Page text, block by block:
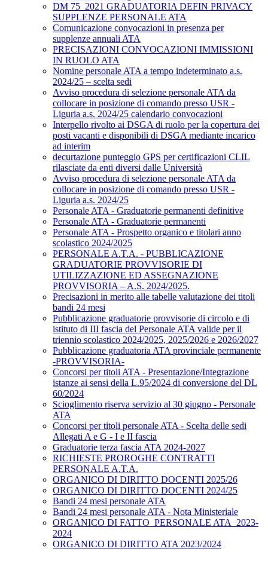
DM 75_2021 GRADUATORIA DEFIN PRIVACY
SUPPLENZE PERSONALE ATA
Comunicazione convocazioni in presenza per
supplenze annuali ATA
PRECISAZIONI CONVOCAZIONI IMMISSIONI
IN RUOLO ATA
Nomine personale ATA a tempo indeterminato a.s.
2024/25 – scelta sedi
Avviso procedura di selezione personale ATA da
collocare in posizione di comando presso USR -
Liguria a.s. 2024/25 calendario convocazioni
Interpello rivolto ai DSGA di ruolo per la copertura dei
posti vacanti e disponibili di DSGA mediante incarico
ad interim
decurtazione punteggio GPS per certificazioni CLIL
rilasciate da enti diversi dalle Università
Avviso procedura di selezione personale ATA da
collocare in posizione di comando presso USR -
Liguria a.s. 2024/25
Personale ATA - Graduatorie permanenti definitive
Personale ATA - Graduatorie permanenti
Personale ATA - Prospetto organico e titolari anno
scolastico 2024/2025
PERSONALE A.T.A. - PUBBLICAZIONE
GRADUATORIE PROVVISORIE DI
UTILIZZAZIONE ED ASSEGNAZIONE
PROVVISORIA – A.S. 2024/2025.
Precisazioni in merito alle tabelle valutazione dei titoli
bandi 24 mesi
Pubblicazione graduatorie provvisorie di circolo e di
istituto di III fascia del Personale ATA valide per il
triennio scolastico 2024/2025, 2025/2026 e 2026/2027
Pubblicazione graduatoria ATA provinciale permanente
-PROVVISORIA-
Concorsi per titoli ATA - Presentazione/Integrazione
istanze ai sensi della L.95/2024 di conversione del DL
60/2024
Scioglimento riserva servizio al 30 giugno - Personale
ATA
Concorsi per titoli personale ATA - Scelta delle sedi
Allegati A e G - I e II fascia
Graduatorie terza fascia ATA 2024-2027
RICHIESTE PROROGHE CONTRATTI
PERSONALE A.T.A.
ORGANICO DI DIRITTO DOCENTI 2025/26
ORGANICO DI DIRITTO DOCENTI 2024/25
Bandi 24 mesi personale ATA
Bandi 24 mesi personale ATA - Nota Ministeriale
ORGANICO DI FATTO_PERSONALE ATA_2023-
2024
ORGANICO DI DIRITTO ATA 2023/2024